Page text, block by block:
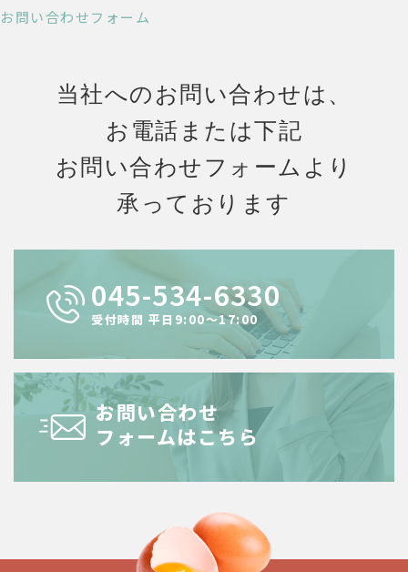
お問い合わせフォーム
当社へのお問い合わせは、
お電話または下記
お問い合わせフォームより
承っております
045-534-6330
受付時間 平⽇9:00〜17:00
お問い合わせ
フォームはこちら